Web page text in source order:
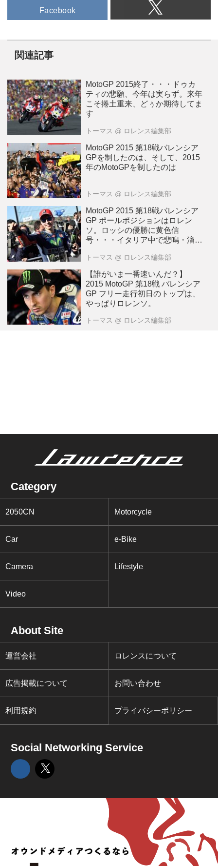
Facebook
関連記事
MotoGP 2015終了・・・ドゥカ
ティの悲願、今年は実らず。来年
こそ捲土重来、どぅか期待してま
す
トーマス @ ロレンス編集部
MotoGP 2015 第18戦バレンシア
GPを制したのは、そして、2015
年のMotoGPを制したのは
トーマス @ ロレンス編集部
MotoGP 2015 第18戦バレンシア
GP ポールポジションはロレン
ソ。ロッシの優勝に黄色信
号・・・イタリア中で悲鳴・溜
トーマス @ ロレンス編集部
【誰がいま一番速いんだ？】
2015 MotoGP 第18戦 バレンシア
GP フリー走行初日のトップは、
やっぱりロレンソ。
トーマス @ ロレンス編集部
Category
2050CN Motorcycle
Car e-Bike
Camera Lifestyle
Video
About Site
運営会社 ロレンスについて
広告掲載について お問い合わせ
利用規約 プライバシーポリシー
Social Networking Service